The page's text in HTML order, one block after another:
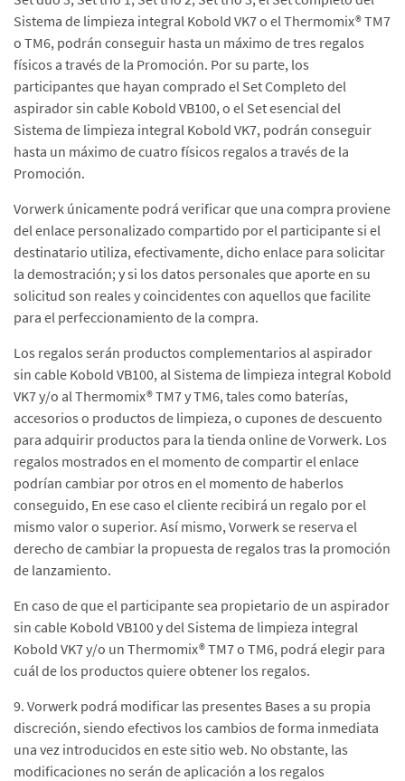
Sistema de limpieza integral Kobold VK7 o el Thermomix® TM7
o TM6, podrán conseguir hasta un máximo de tres regalos
físicos a través de la Promoción. Por su parte, los
participantes que hayan comprado el Set Completo del
aspirador sin cable Kobold VB100, o el Set esencial del
Sistema de limpieza integral Kobold VK7, podrán conseguir
hasta un máximo de cuatro físicos regalos a través de la
Promoción.
Vorwerk únicamente podrá verificar que una compra proviene
del enlace personalizado compartido por el participante si el
destinatario utiliza, efectivamente, dicho enlace para solicitar
la demostración; y si los datos personales que aporte en su
solicitud son reales y coincidentes con aquellos que facilite
para el perfeccionamiento de la compra.
Los regalos serán productos complementarios al aspirador
sin cable Kobold VB100, al Sistema de limpieza integral Kobold
VK7 y/o al Thermomix® TM7 y TM6, tales como baterías,
accesorios o productos de limpieza, o cupones de descuento
para adquirir productos para la tienda online de Vorwerk. Los
regalos mostrados en el momento de compartir el enlace
podrían cambiar por otros en el momento de haberlos
conseguido, En ese caso el cliente recibirá un regalo por el
mismo valor o superior. Así mismo, Vorwerk se reserva el
derecho de cambiar la propuesta de regalos tras la promoción
de lanzamiento.
En caso de que el participante sea propietario de un aspirador
sin cable Kobold VB100 y del Sistema de limpieza integral
Kobold VK7 y/o un Thermomix® TM7 o TM6, podrá elegir para
cuál de los productos quiere obtener los regalos.
9. Vorwerk podrá modificar las presentes Bases a su propia
discreción, siendo efectivos los cambios de forma inmediata
una vez introducidos en este sitio web. No obstante, las
modificaciones no serán de aplicación a los regalos